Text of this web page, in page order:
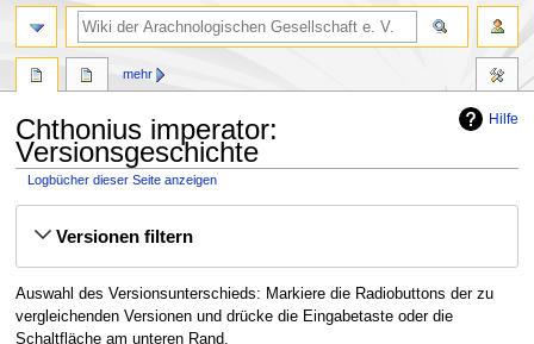
Hilfe
Chthonius imperator:
Versionsgeschichte
Logbücher dieser Seite anzeigen
Navigation
SucheVersionen filtern
Auswahl des Versionsunterschieds: Markiere die Radiobuttons der zu
vergleichenden Versionen und drücke die Eingabetaste oder die
Schaltfläche am unteren Rand.
mehr